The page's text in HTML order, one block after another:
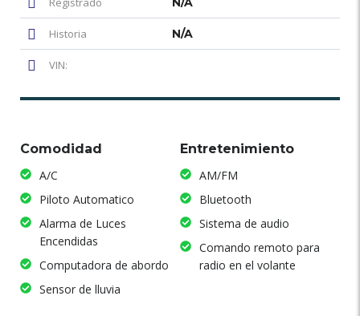
Historia N/A
VIN:
Comodidad
A/C
Piloto Automatico
Alarma de Luces
Encendidas
Computadora de abordo
Sensor de lluvia
Entretenimiento
AM/FM
Bluetooth
Sistema de audio
Comando remoto para
radio en el volante